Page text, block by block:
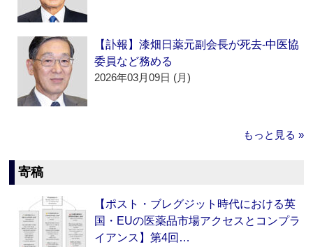
【訃報】漆畑日薬元副会長が死去‐中医協
委員など務める
2026年03月09日 (月)
もっと見る »
寄稿
【ポスト・ブレグジット時代における英
国・EUの医薬品市場アクセスとコンプラ
イアンス】第4回…